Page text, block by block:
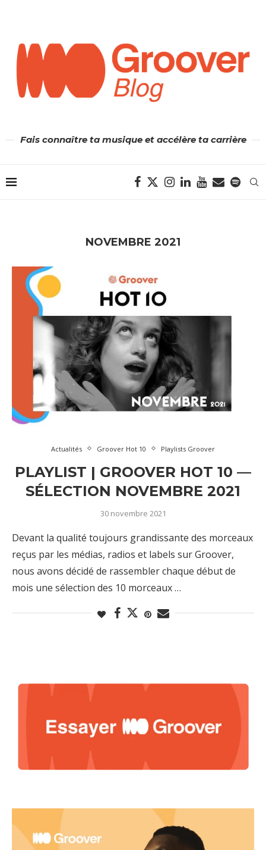
Fais connaître ta musique et accélère ta carrière
NOVEMBRE 2021
Actualités Groover Hot 10 Playlists Groover
PLAYLIST | GROOVER HOT 10 —
SÉLECTION NOVEMBRE 2021
30 novembre 2021
Devant la qualité toujours grandissante des morceaux
reçus par les médias, radios et labels sur Groover,
nous avons décidé de rassembler chaque début de
mois une sélection des 10 morceaux …